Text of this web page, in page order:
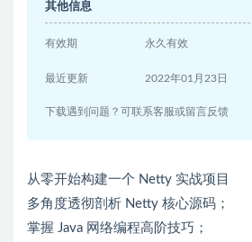
其他信息
有效期 永久有效
最近更新 2022年01月23日
下载遇到问题？可联系客服或留言反馈
从零开始构建一个 Netty 实战项目
多角度透彻剖析 Netty 核心源码；
掌握 Java 网络编程高阶技巧；